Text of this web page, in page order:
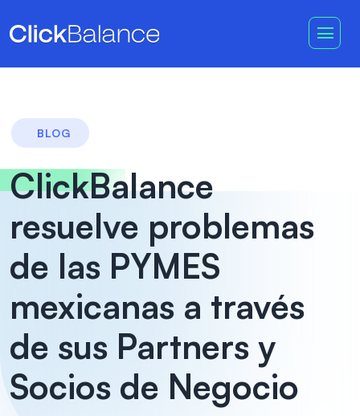
BLOG
ClickBalance
resuelve problemas
de las PYMES
mexicanas a través
de sus Partners y
Socios de Negocio